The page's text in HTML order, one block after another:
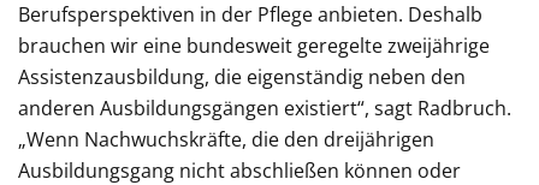
Berufsperspektiven in der Pflege anbieten. Deshalb
brauchen wir eine bundesweit geregelte zweijährige
Assistenzausbildung, die eigenständig neben den
anderen Ausbildungsgängen existiert“, sagt Radbruch.
„Wenn Nachwuchskräfte, die den dreijährigen
Ausbildungsgang nicht abschließen können oder